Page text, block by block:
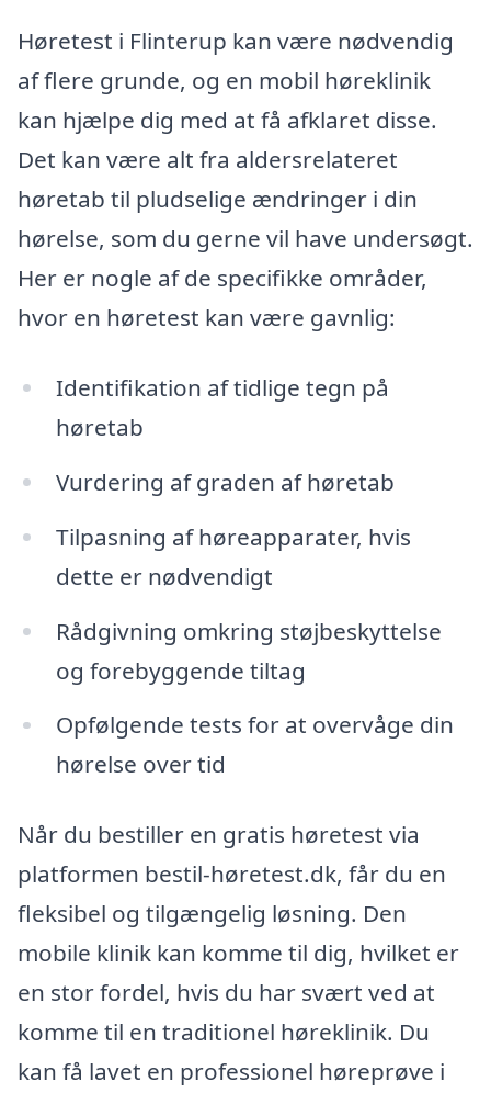
Høretest i Flinterup kan være nødvendig
af flere grunde, og en mobil høreklinik
kan hjælpe dig med at få afklaret disse.
Det kan være alt fra aldersrelateret
høretab til pludselige ændringer i din
hørelse, som du gerne vil have undersøgt.
Her er nogle af de specifikke områder,
hvor en høretest kan være gavnlig:
Identifikation af tidlige tegn på
høretab
Vurdering af graden af høretab
Tilpasning af høreapparater, hvis
dette er nødvendigt
Rådgivning omkring støjbeskyttelse
og forebyggende tiltag
Opfølgende tests for at overvåge din
hørelse over tid
Når du bestiller en gratis høretest via
platformen bestil-høretest.dk, får du en
fleksibel og tilgængelig løsning. Den
mobile klinik kan komme til dig, hvilket er
en stor fordel, hvis du har svært ved at
komme til en traditionel høreklinik. Du
kan få lavet en professionel høreprøve i